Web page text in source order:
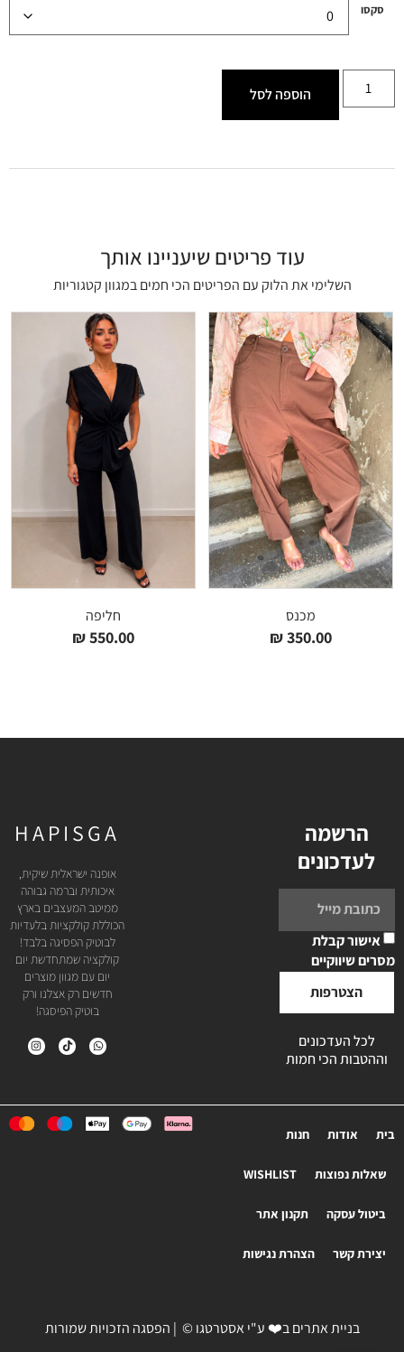
סקסו
הוספה לסל
עוד פריטים שיעניינו אותך
השלימי את הלוק עם הפריטים הכי חמים במגוון קטגוריות
מכנס
350.00
₪
חליפה
550.00
₪
הרשמה
לעדכונים
אישור קבלת
מסרים שיווקיים
הצטרפות
לכל העדכונים
וההטבות הכי חמות
HAPISGA
אופנה ישראלית שיקית,
איכותית וברמה גבוהה
ממיטב המעצבים בארץ
הכוללת קולקציות בלעדיות
לבוטיק הפסיגה בלבד!
קולקציה שמתחדשת יום
יום עם מגוון מוצרים
חדשים רק אצלנו ורק
בוטיק הפיסגה!
בית אודות חנות
שאלות נפוצות WISHLIST
ביטול עסקה תקנון אתר
יצירת קשר הצהרת נגישות
בניית אתריםב❤️ ע"יאסטרטגו© | הפסגה הזכויות שמורות